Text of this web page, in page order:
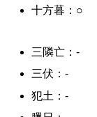
十方暮：○
三隣亡：-
三伏：-
犯土：-